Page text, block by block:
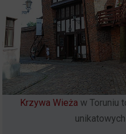
Krzywa Wieża w Toruniu